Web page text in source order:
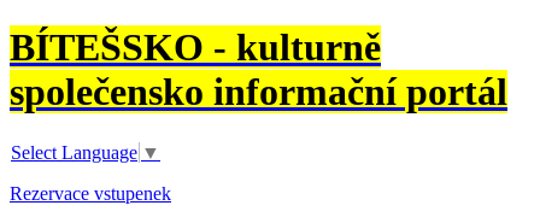
BÍTEŠSKO - kulturně
společensko informační portál
Select Language ▼
Rezervace vstupenek